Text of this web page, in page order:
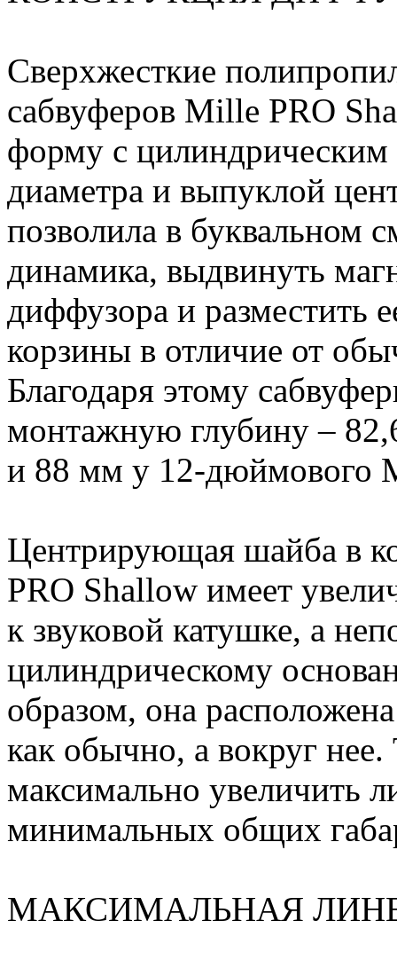
Сверхжесткие
сабвуферов Mille PRO
форму с
диаметра и выпуклой
позволила в буквальном
динамика, выдвинуть
диффузора и разместить
корзины в отличие от
Благодаря этому
монтажную глубину –
и 88 мм у 12-дюймового
Центрирующая шайба в
PRO Shallow имеет
к звуковой катушке, а
цилиндрическому
образом, она
как обычно, а вокруг
максимально увеличить
минимальных общих
МАКСИМАЛЬНАЯ